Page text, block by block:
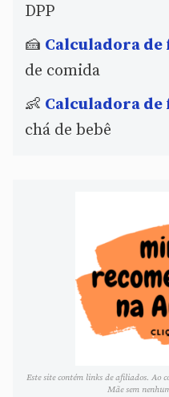
DPP
🍰 Calculadora de
de comida
👶 Calculadora de
chá de bebê
Este site contém links de afiliados. Ao
Mãe sem